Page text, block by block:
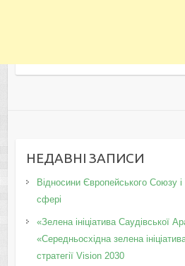
НЕДАВНІ ЗАПИСИ
Відносини Європейського Союзу і
сфері
«Зелена ініціатива Саудівської
«Середньосхідна зелена
стратегії Vision 2030